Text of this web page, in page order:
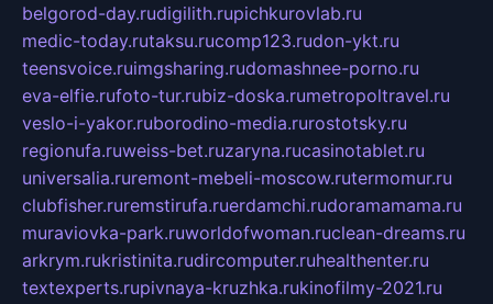
belgorod-day.rudigilith.rupichkurovlab.ru
medic-today.rutaksu.rucomp123.rudon-ykt.ru
teensvoice.ruimgsharing.rudomashnee-porno.ru
eva-elfie.rufoto-tur.rubiz-doska.rumetropoltravel.ru
veslo-i-yakor.ruborodino-media.rurostotsky.ru
regionufa.ruweiss-bet.ruzaryna.rucasinotablet.ru
universalia.ruremont-mebeli-moscow.rutermomur.ru
clubfisher.ruremstirufa.ruerdamchi.rudoramamama.ru
muraviovka-park.ruworldofwoman.ruclean-dreams.ru
arkrym.rukristinita.rudircomputer.ruhealthenter.ru
textexperts.rupivnaya-kruzhka.rukinofilmy-2021.ru